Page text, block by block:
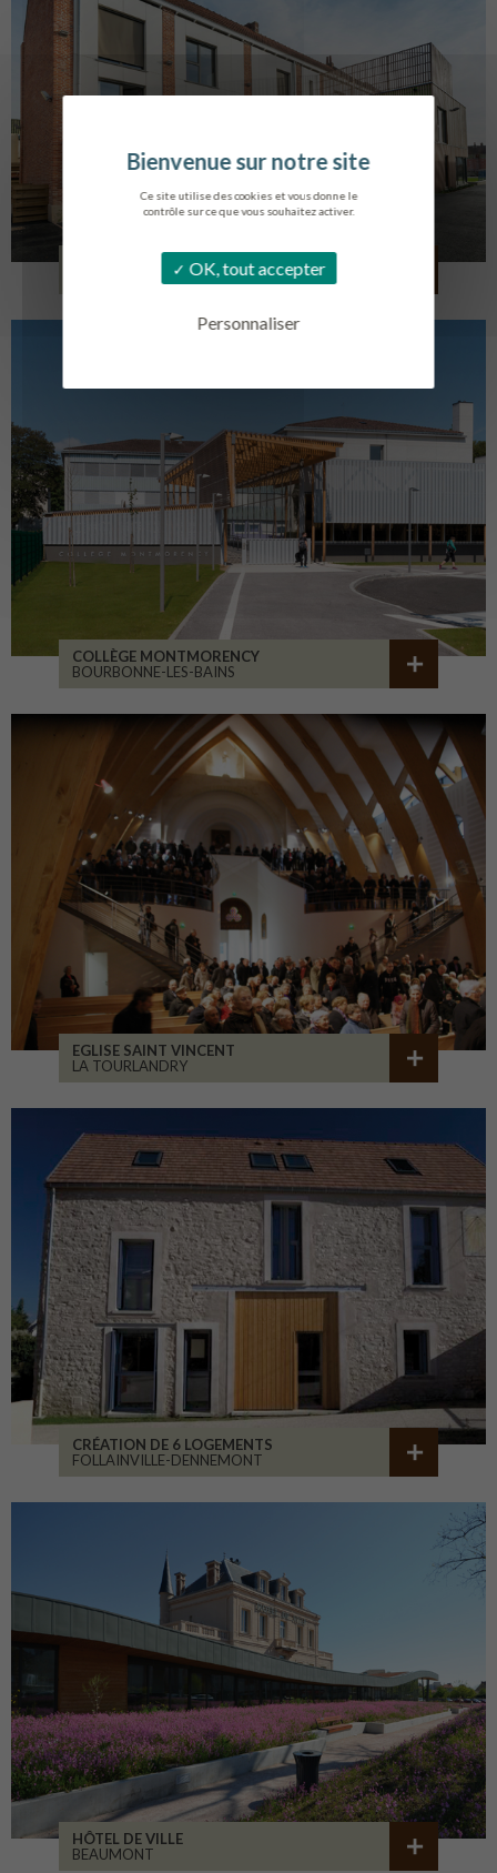
Ce site utilise des cookies et vous donne le
contrôle sur ce que vous souhaitez activer.
OK, tout accepter
Personnaliser
LOG. JEUNES TRAVAILLEURS
COLLÈGE MONTMORENCY
BOURBONNE-LES-BAINS
EGLISE SAINT VINCENT
LA TOURLANDRY
CRÉATION DE 6 LOGEMENTS
FOLLAINVILLE-DENNEMONT
HÔTEL DE VILLE
BEAUMONT